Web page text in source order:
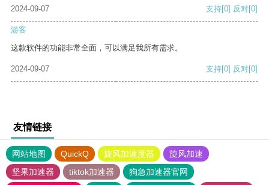
2024-09-07
支持[0] 反对[0]
游客
这款软件的功能非常全面，可以满足我所有需求。
2024-09-07 支持[0] 反对[0]
友情链接
网站地图 QuickQ 旋风加速度器
旋风加速
坚果加速器
tiktok加速器 狗急加速器官网